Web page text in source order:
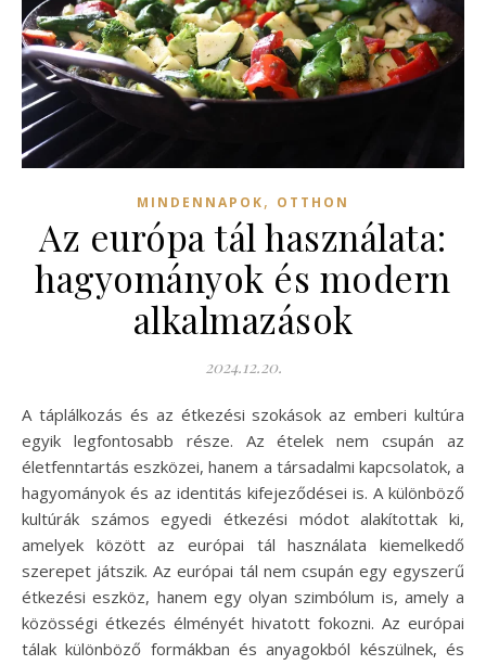
MINDENNAPOK, OTTHON
Az európa tál használata:
hagyományok és modern
alkalmazások
2024.12.20.
A táplálkozás és az étkezési szokások az emberi kultúra
egyik legfontosabb része. Az ételek nem csupán az
életfenntartás eszközei, hanem a társadalmi kapcsolatok, a
hagyományok és az identitás kifejeződései is. A különböző
kultúrák számos egyedi étkezési módot alakítottak ki,
amelyek között az európai tál használata kiemelkedő
szerepet játszik. Az európai tál nem csupán egy egyszerű
étkezési eszköz, hanem egy olyan szimbólum is, amely a
közösségi étkezés élményét hivatott fokozni. Az európai
tálak különböző formákban és anyagokból készülnek, és